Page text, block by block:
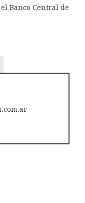
Banco Central de